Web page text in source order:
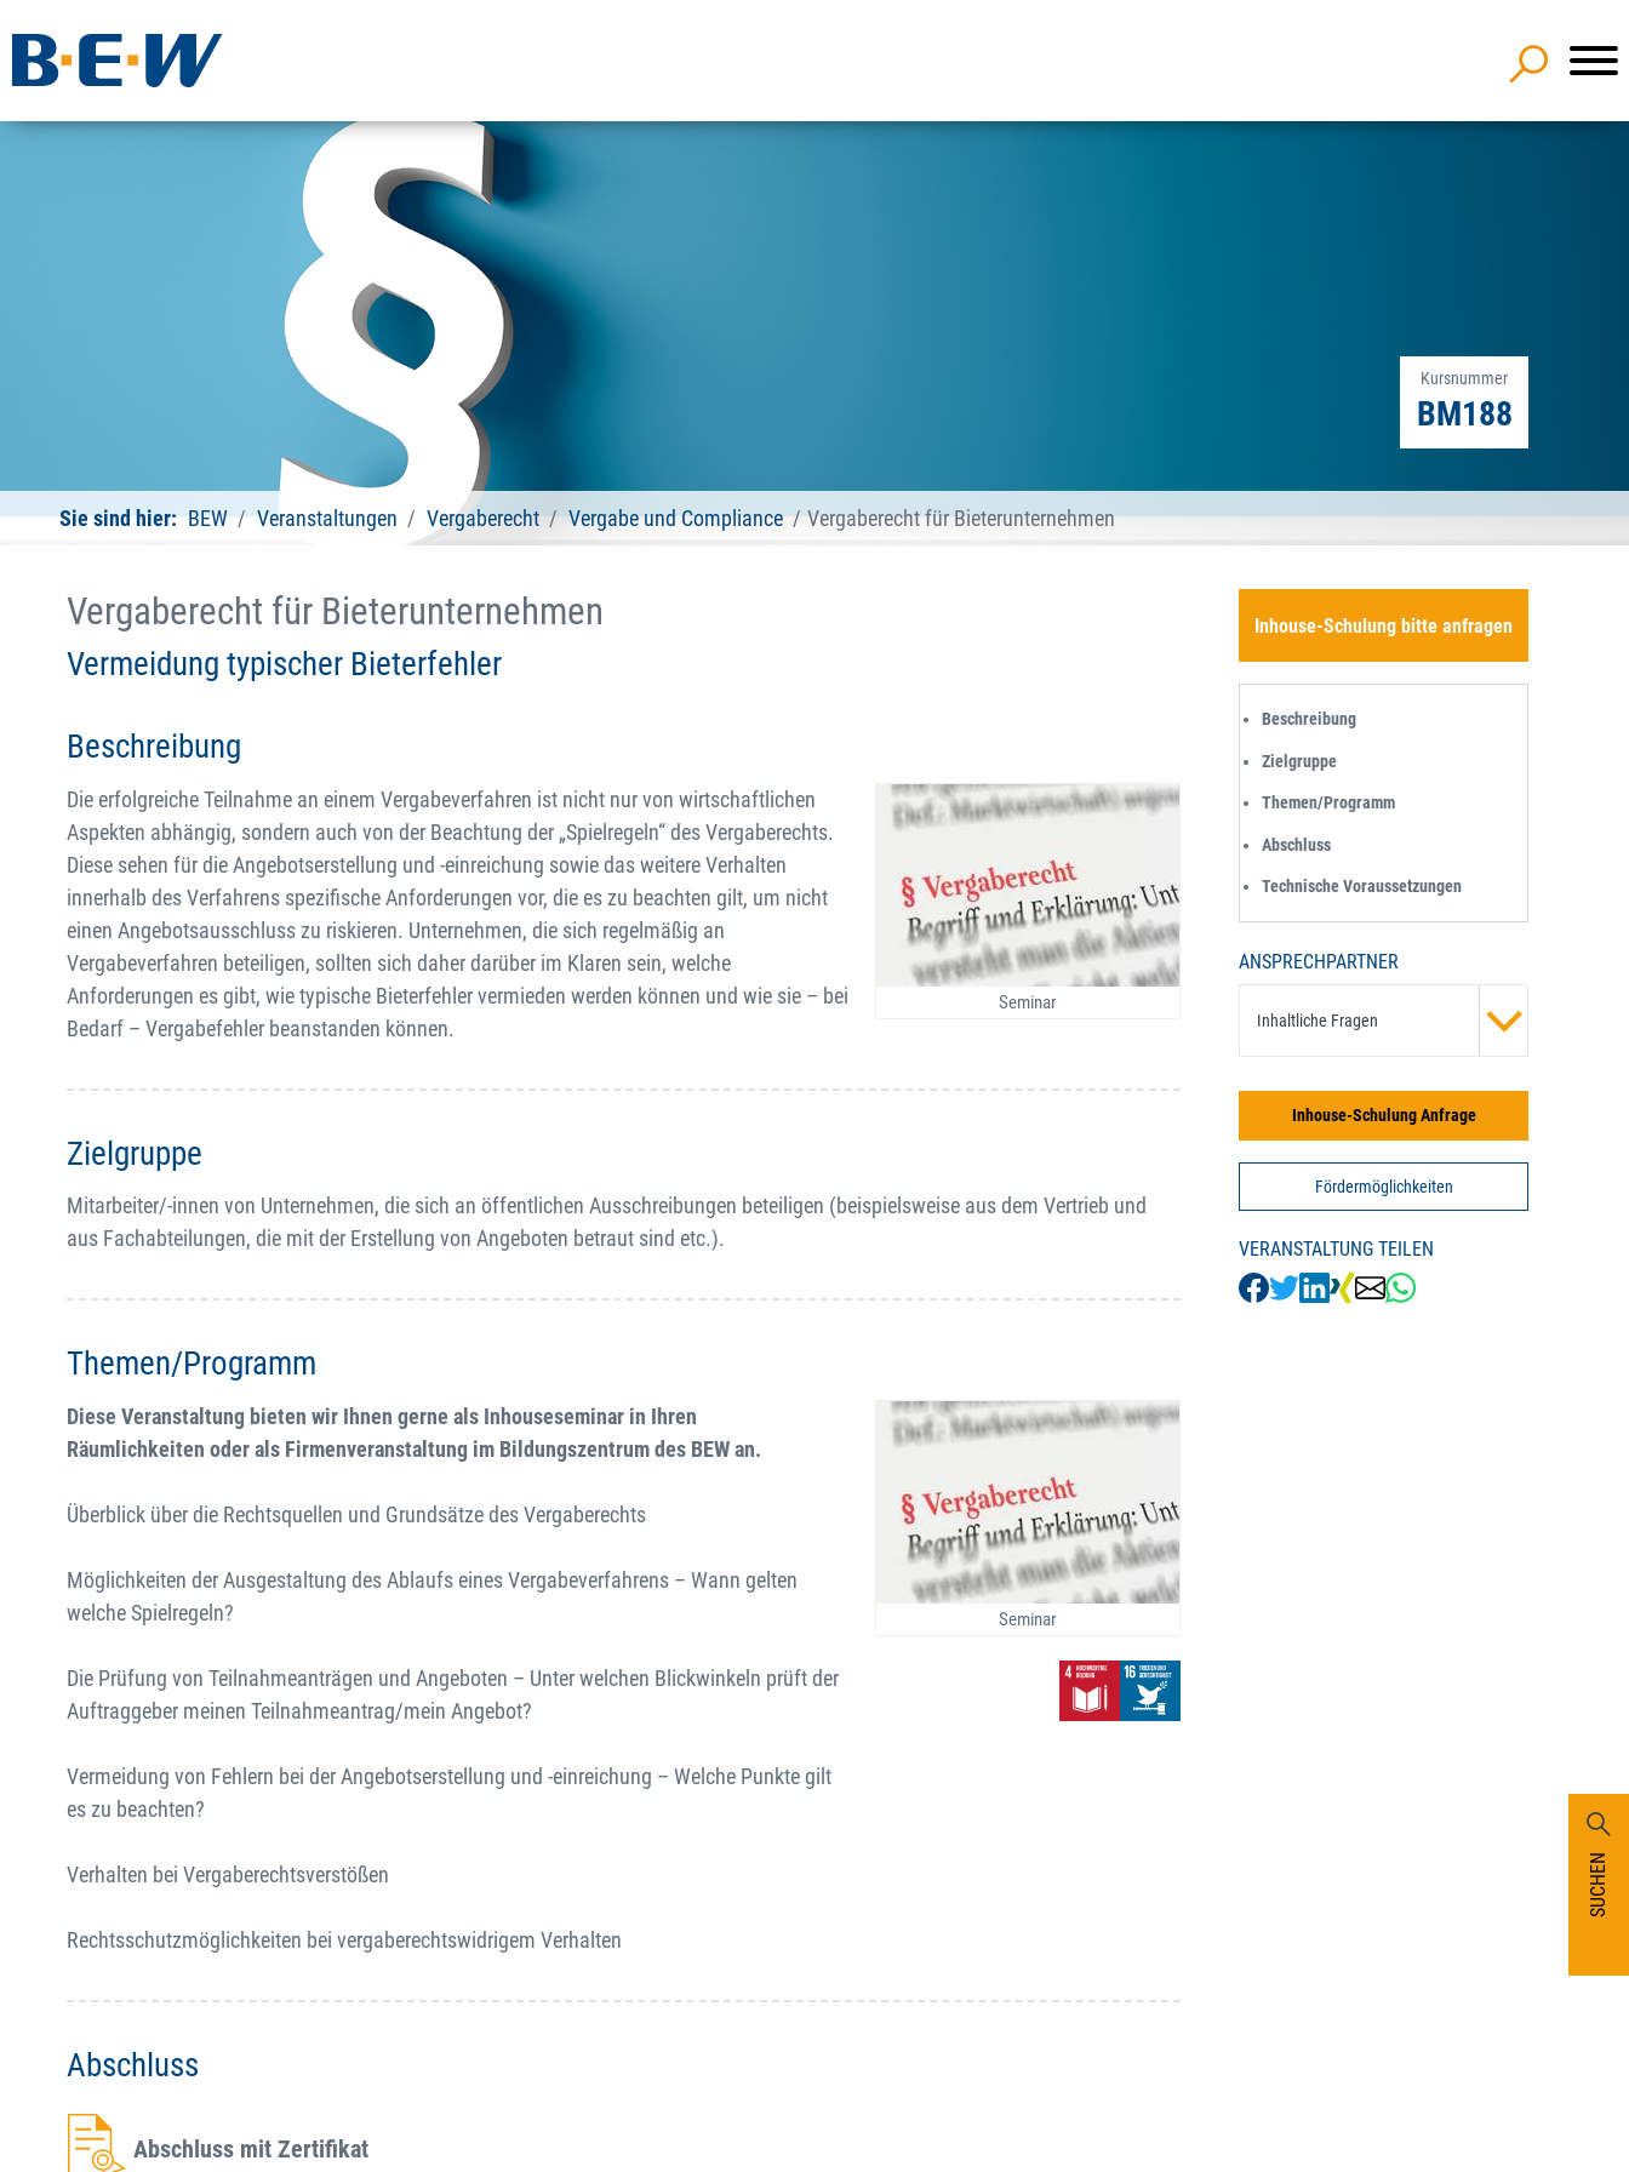
SUCHEN
Kursnummer
BM188
Sie sind hier: BEW Veranstaltungen Vergaberecht Vergabe und Compliance Vergaberecht für Bieterunternehmen
Vergaberecht für Bieterunternehmen
Vermeidung typischer Bieterfehler
Beschreibung
Seminar
Die erfolgreiche Teilnahme an einem Vergabeverfahren ist nicht nur von wirtschaftlichen
Aspekten abhängig, sondern auch von der Beachtung der „Spielregeln“ des Vergaberechts.
Diese sehen für die Angebotserstellung und -einreichung sowie das weitere Verhalten
innerhalb des Verfahrens spezifische Anforderungen vor, die es zu beachten gilt, um nicht
einen Angebotsausschluss zu riskieren. Unternehmen, die sich regelmäßig an
Vergabeverfahren beteiligen, sollten sich daher darüber im Klaren sein, welche
Anforderungen es gibt, wie typische Bieterfehler vermieden werden können und wie sie – bei
Bedarf – Vergabefehler beanstanden können.
Zielgruppe
Mitarbeiter/-innen von Unternehmen, die sich an öffentlichen Ausschreibungen beteiligen (beispielsweise aus dem Vertrieb und
aus Fachabteilungen, die mit der Erstellung von Angeboten betraut sind etc.).
Themen/Programm
Seminar
Diese Veranstaltung bieten wir Ihnen gerne als Inhouseseminar in Ihren
Räumlichkeiten oder als Firmenveranstaltung im Bildungszentrum des BEW an.
Überblick über die Rechtsquellen und Grundsätze des Vergaberechts
Möglichkeiten der Ausgestaltung des Ablaufs eines Vergabeverfahrens – Wann gelten
welche Spielregeln?
Die Prüfung von Teilnahmeanträgen und Angeboten – Unter welchen Blickwinkeln prüft der
Auftraggeber meinen Teilnahmeantrag/mein Angebot?
Vermeidung von Fehlern bei der Angebotserstellung und -einreichung – Welche Punkte gilt
es zu beachten?
Verhalten bei Vergaberechtsverstößen
Rechtsschutzmöglichkeiten bei vergaberechtswidrigem Verhalten
Abschluss
Abschluss mit Zertifikat
Inhouse-Schulung bitte anfragen
Beschreibung
Zielgruppe
Themen/Programm
Abschluss
Technische Voraussetzungen
ANSPRECHPARTNER
Inhaltliche Fragen
Inhouse-Schulung Anfrage
Fördermöglichkeiten
VERANSTALTUNG TEILEN